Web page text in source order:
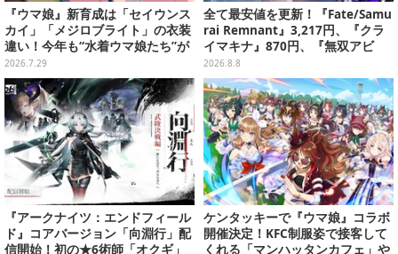
『ウマ娘』新育成は「セイウンス
カイ」「メジロブライト」の衣装
違い！今年も“水着ウマ娘たち”が
夏を彩る
2026.7.29
全て最安値を更新！『Fate/Samu
rai Remnant』3,217円、『クラ
イマキナ』870円、『無双アビ
ス』1,188円、『星空鉄道とシロ
の旅』3,190円【eショップ・PS S
toreのお薦めセール】
2026.8.8
『アークナイツ：エンドフィール
ド』コアバージョン「向淵行」配
信開始！初の★6術師「オクギ」
ケンタッキーで『ウマ娘』コラボ
開催決定！KFC制服姿で接客して
くれる「マンハッタンカフェ」や